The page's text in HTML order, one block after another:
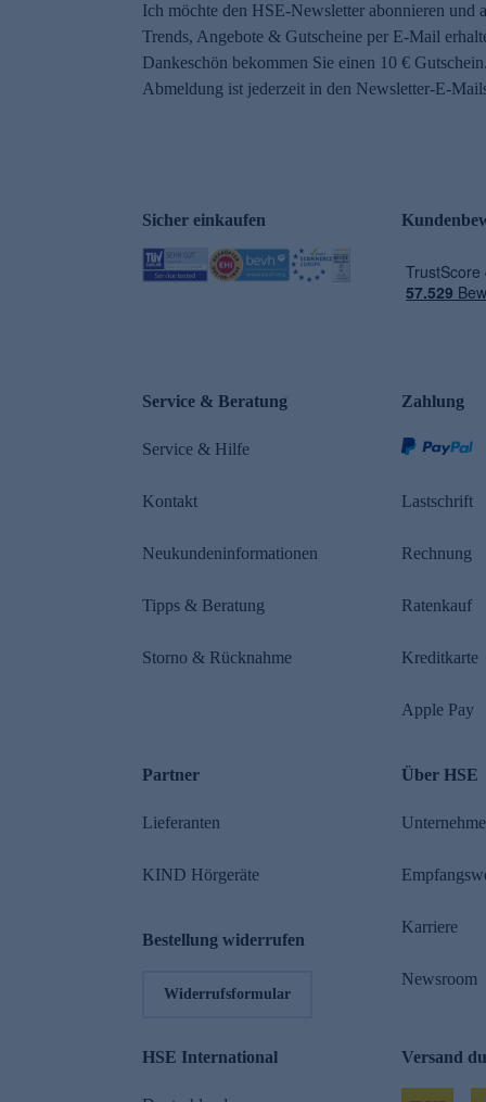
Ich möchte den HSE-Newsletter abonnieren und
Trends, Angebote & Gutscheine per E-Mail
Dankeschön bekommen Sie einen 10 €
Abmeldung ist jederzeit in den Newsletter-E-
Sicher einkaufen
Service & Beratung
Service & Hilfe
Kontakt
Neukundeninformationen
Tipps & Beratung
Storno & Rücknahme
Zahlung
Lastschrift
Rechnung
Ratenkauf
Kreditkarte
Apple Pay
Partner
Lieferanten
KIND Hörgeräte
Bestellung widerrufen
Widerrufsformular
Über HSE
Karriere
Newsroom
HSE International Versand